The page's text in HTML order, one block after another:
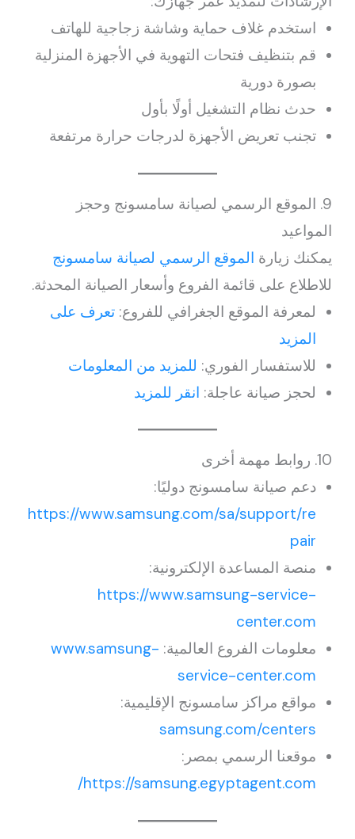
استخدم غلاف حماية وشاشة زجاجية للهاتف
قم بتنظيف فتحات التهوية في الأجهزة المنزلية
بصورة دورية
حدث نظام التشغيل أولًا بأول
تجنب تعريض الأجهزة لدرجات حرارة مرتفعة
9. الموقع الرسمي لصيانة سامسونج وحجز
المواعيد
يمكنك زيارة الموقع الرسمي لصيانة سامسونج
للاطلاع على قائمة الفروع وأسعار الصيانة المحدثة.
لمعرفة الموقع الجغرافي للفروع:تعرف على
المزيد
للاستفسار الفوري: للمزيد من المعلومات
لحجز صيانة عاجلة: انقر للمزيد
10. روابط مهمة أخرى
دعم صيانة سامسونج دوليًا:
https://www.samsung.com/sa/support/re
pair
منصة المساعدة الإلكترونية:
https://www.samsung-service-
center.com
معلومات الفروع العالمية: www.samsung-
service-center.com
مواقع مراكز سامسونج الإقليمية:
samsung.com/centers
موقعنا الرسمي بمصر:
https://samsung.egyptagent.com/